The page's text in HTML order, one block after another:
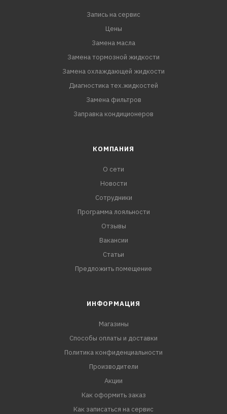
Запись на сервис
Цены
Замена масла
Замена тормозной жидкости
Замена охлаждающей жидкости
Диагностика тех.жидкостей
Замена фильтров
Заправка кондиционеров
КОМПАНИЯ
О сети
Новости
Сотрудники
Программа лояльности
Отзывы
Вакансии
Статьи
Предложить помещение
ИНФОРМАЦИЯ
Магазины
Способы оплаты и доставки
Политика конфиденциальности
Производители
Акции
Как оформить заказ
Как записаться на сервис